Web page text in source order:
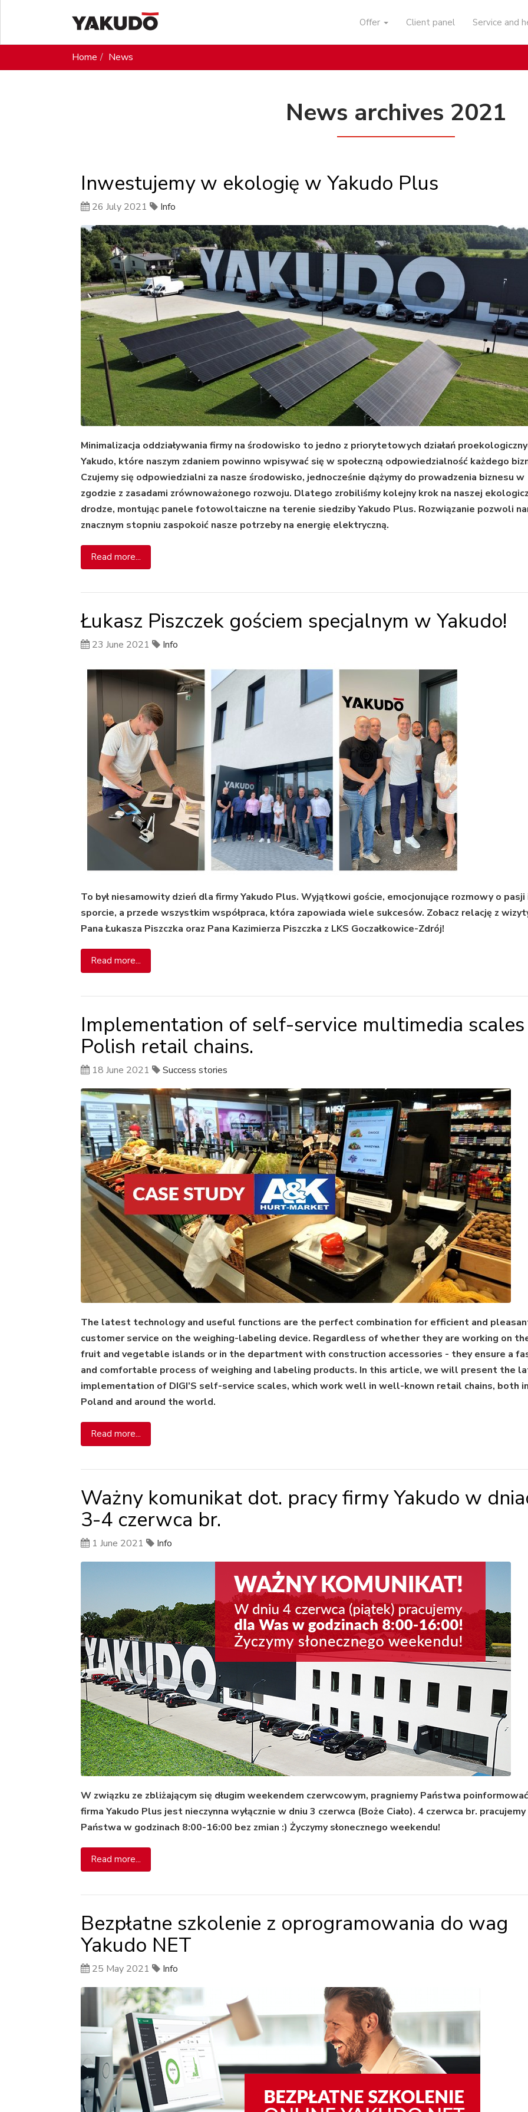
Offer Client panel Service and
Home News
News archives 2021
Inwestujemy w ekologię w Yakudo Plus
26 July 2021 Info
Minimalizacja oddziaływania firmy na środowisko to jedno z priorytetowych działań
Yakudo, które naszym zdaniem powinno wpisywać się w społeczną odpowiedzialność każdego
Czujemy się odpowiedzialni za nasze środowisko, jednocześnie dążymy do prowadzenia biznesu w
zgodzie z zasadami zrównoważonego rozwoju. Dlatego zrobiliśmy kolejny krok na naszej
drodze, montując panele fotowoltaiczne na terenie siedziby Yakudo Plus. Rozwiązanie pozwoli
znacznym stopniu zaspokoić nasze potrzeby na energię elektryczną.
Read more...
Łukasz Piszczek gościem specjalnym w Yakudo!
23 June 2021 Info
To był niesamowity dzień dla firmy Yakudo Plus. Wyjątkowi goście, emocjonujące rozmowy o pasji
sporcie, a przede wszystkim współpraca, która zapowiada wiele sukcesów. Zobacz relację z
Pana Łukasza Piszczka oraz Pana Kazimierza Piszczka z LKS Goczałkowice-Zdrój!
Read more...
Implementation of self-service multimedia scales
Polish retail chains.
18 June 2021 Success stories
The latest technology and useful functions are the perfect combination for efficient and
customer service on the weighing-labeling device. Regardless of whether they are working on
fruit and vegetable islands or in the department with construction accessories - they ensure a
and comfortable process of weighing and labeling products. In this article, we will present the
implementation of DIGI’S self-service scales, which work well in well-known retail chains, both in
Poland and around the world.
Read more...
Ważny komunikat dot. pracy firmy Yakudo w
3-4 czerwca br.
1 June 2021 Info
W związku ze zbliżającym się długim weekendem czerwcowym, pragniemy Państwa
firma Yakudo Plus jest nieczynna wyłącznie w dniu 3 czerwca (Boże Ciało). 4 czerwca br.
Państwa w godzinach 8:00-16:00 bez zmian :) Życzymy słonecznego weekendu!
Read more...
Bezpłatne szkolenie z oprogramowania do wag
Yakudo NET
25 May 2021 Info